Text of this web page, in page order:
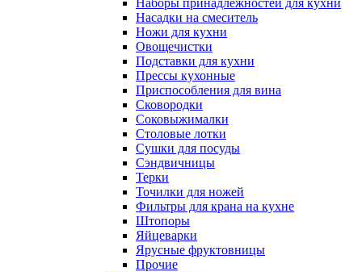
Наборы принадлежностей для кухни
Насадки на смеситель
Ножи для кухни
Овощечистки
Подставки для кухни
Прессы кухонные
Приспособления для вина
Сковородки
Соковыжималки
Столовые лотки
Сушки для посуды
Сэндвичницы
Терки
Точилки для ножей
Фильтры для крана на кухне
Штопоры
Яйцеварки
Ярусные фруктовницы
Прочие